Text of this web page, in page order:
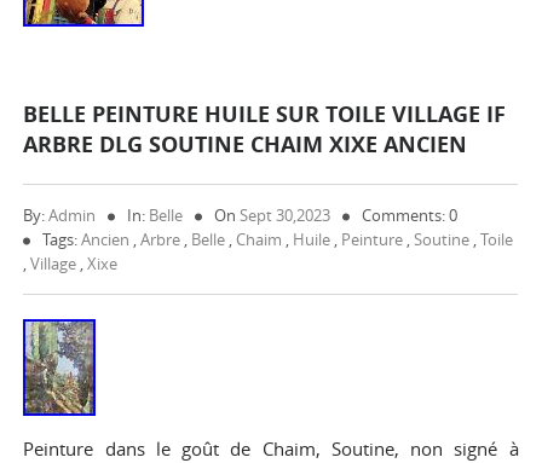
BELLE PEINTURE HUILE SUR TOILE VILLAGE IF
ARBRE DLG SOUTINE CHAIM XIXE ANCIEN
By:Admin In: Belle OnSept 30,2023
Comments: 0
Tags:Ancien ,Arbre , Belle , Chaim , Huile , Peinture ,Soutine ,Toile
,Village ,Xixe
Peinture dans le goût de Chaim, Soutine, non signé à